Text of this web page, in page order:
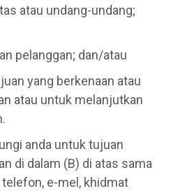
atau undang-undang;
pelanggan; dan/atau
yang berkenaan atau
atau untuk melanjutkan
anda untuk tujuan
di dalam (B) di atas sama
e-mel, khidmat